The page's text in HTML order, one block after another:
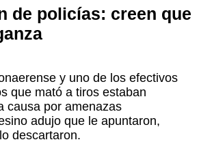
de policías: creen que
y uno de los efectivos
que mató a tiros estaban
causa por amenazas
adujo que le apuntaron,
descartaron.